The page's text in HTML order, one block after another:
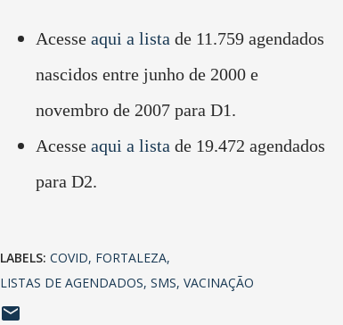
Acesseaqui a lista de 11.759 agendados
nascidos entre junho de 2000 e
novembro de 2007 para D1.
Acesse aqui a lista de 19.472 agendados
para D2.
LABELS: COVID FORTALEZA
LISTAS DE AGENDADOS SMS VACINAÇÃO